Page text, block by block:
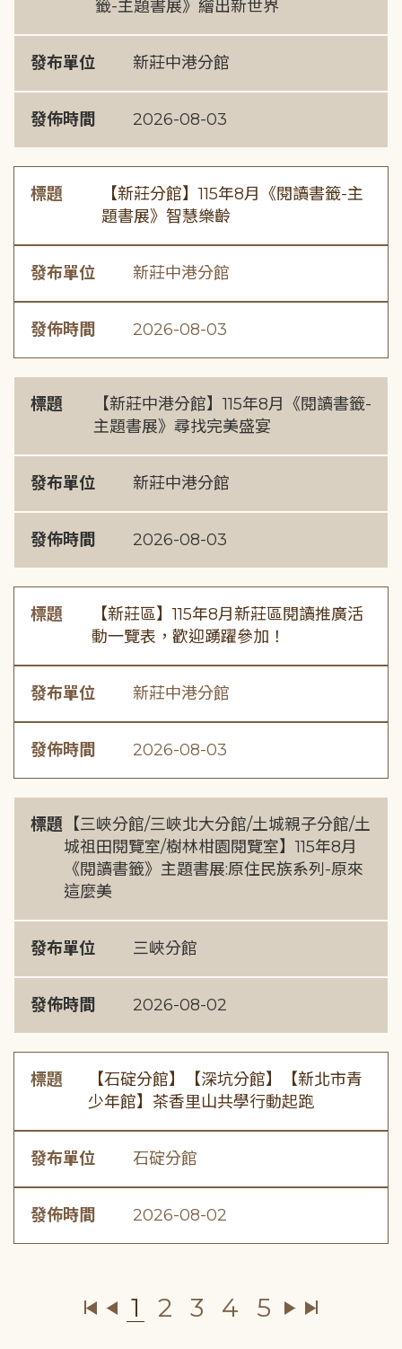
籤-主題書展》繪出新世界
發布單位 新莊中港分館
發佈時間 2026-08-03
標題
【新莊分館】115年8月《閱讀書籤-主
題書展》智慧樂齡
發布單位 新莊中港分館
發佈時間 2026-08-03
標題
【新莊中港分館】115年8月《閱讀書籤-
主題書展》尋找完美盛宴
發布單位 新莊中港分館
發佈時間 2026-08-03
標題
【新莊區】115年8月新莊區閱讀推廣活
動一覽表，歡迎踴躍參加！
發布單位 新莊中港分館
發佈時間 2026-08-03
標題 【三峽分館/三峽北大分館/土城親子分館/土
城祖田閱覽室/樹林柑園閱覽室】115年8月
《閱讀書籤》主題書展:原住民族系列-原來
這麼美
發布單位 三峽分館
發佈時間 2026-08-02
標題
【石碇分館】【深坑分館】【新北市青
少年館】茶香里山共學行動起跑
發布單位 石碇分館
發佈時間 2026-08-02
1 2 3 4 5